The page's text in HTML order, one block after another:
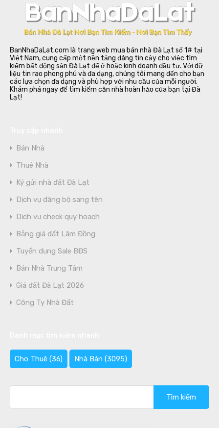
BanNhaDaLat.com là trang web mua bán nhà Đà Lạt số 1# tại
Việt Nam, cung cấp một nền tảng đáng tin cậy cho việc tìm
kiếm bất động sản Đà Lạt để ở hoặc kinh doanh đầu tư. Với dữ
liệu tin rao phong phú và đa dạng, chúng tôi mang đến cho bạn
các lựa chọn đa dạng và phù hợp với nhu cầu của mỗi người.
Khám phá ngay để tìm kiếm căn nhà hoàn hảo của bạn tại Đà
Lạt!
Bán Nhà
Thuê Nhà
Ký gửi nhà đất Đà Lạt
Dịch vụ đăng bộ sang tên
Dịch vụ check quy hoạch
Bảng giá đất Lâm Đồng
Tuyển dụng Sale BĐS
Bán Nhà Trung Tâm
Giá đất Đà Lạt 2026
Công Ty Nhà Đất
Cho Thuê (36) Nhà Bán (3095)
kiếm
cho: